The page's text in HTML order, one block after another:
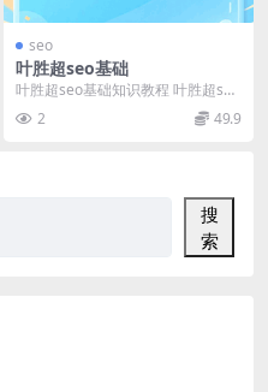
seo
叶胜超seo基础
叶胜超seo基础知识教程 叶胜超seo
实战教程1.0.rar 叶胜超SEO实战
教...2 49.9
搜
索